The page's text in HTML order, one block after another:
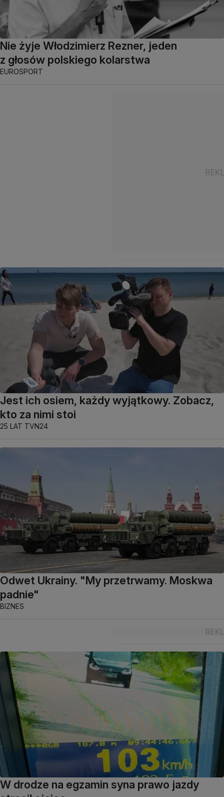
Nie żyje Włodzimierz Rezner, jeden
z głosów polskiego kolarstwa
EUROSPORT
Jest ich osiem, każdy wyjątkowy. Zobacz,
kto za nimi stoi
25 LAT TVN24
Odwet Ukrainy. "My przetrwamy. Moskwa
padnie"
BIZNES
W drodze na egzamin syna prawo jazdy